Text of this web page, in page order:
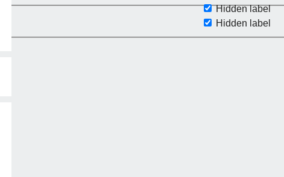
Hidden label
Hidden label